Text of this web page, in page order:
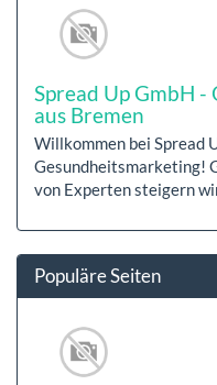
Spread Up GmbH
aus Bremen
Willkommen bei Spread
Gesundheitsmarketing!
von Experten steigern
Populäre Seiten